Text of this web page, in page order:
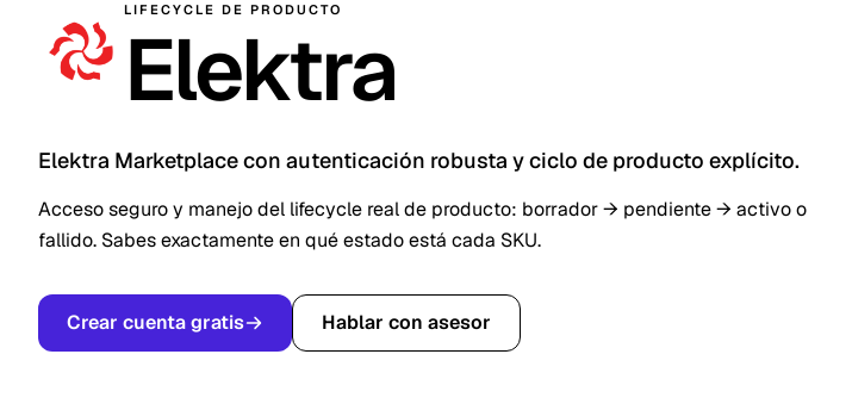
LIFECYCLE DE PRODUCTO
Elektra
Elektra Marketplace con autenticación robusta y ciclo de producto explícito.
Acceso seguro y manejo del lifecycle real de producto: borrador → pendiente → activo o
fallido. Sabes exactamente en qué estado está cada SKU.
Crear cuenta gratis Hablar con asesor